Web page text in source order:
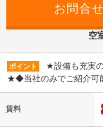
空
ポイント
★設備も充実
★◆当社のみでご紹介可
賃料